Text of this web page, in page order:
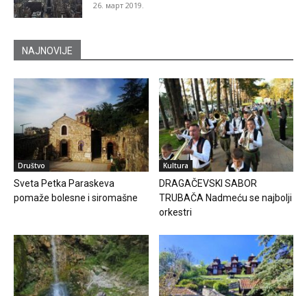
26. март 2019.
NAJNOVIJE
Društvo
Sveta Petka Paraskeva
pomaže bolesne i siromašne
Kultura
DRAGAČEVSKI SABOR
TRUBAČA Nadmeću se najbolji
orkestri